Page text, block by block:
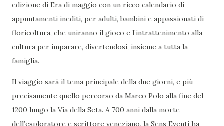
edizione di Era di maggio con un ricco calendario di
appuntamenti inediti, per adulti, bambini e appassionati di
floricoltura, che uniranno il gioco e l’intrattenimento alla
cultura per imparare, divertendosi, insieme a tutta la
famiglia.
Il viaggio sarà il tema principale della due giorni, e più
precisamente quello percorso da Marco Polo alla fine del
1200 lungo la Via della Seta. A 700 anni dalla morte
dell’esploratore e scrittore veneziano, la Sens Eventi ha